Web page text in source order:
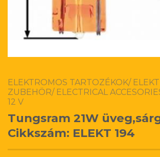
ELEKTROMOS TARTOZÉKOK/
ZUBEHÖR/ ELECTRICAL
12 V
Tungsram 21W
Cikkszám: ELEKT 194